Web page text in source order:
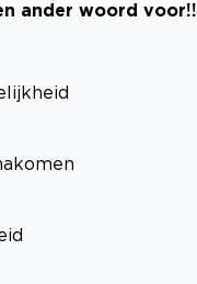
ander woord voor!!